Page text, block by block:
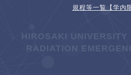
規程等一覧【学内
HIROSAKI UNIVERSITY
RADIATION